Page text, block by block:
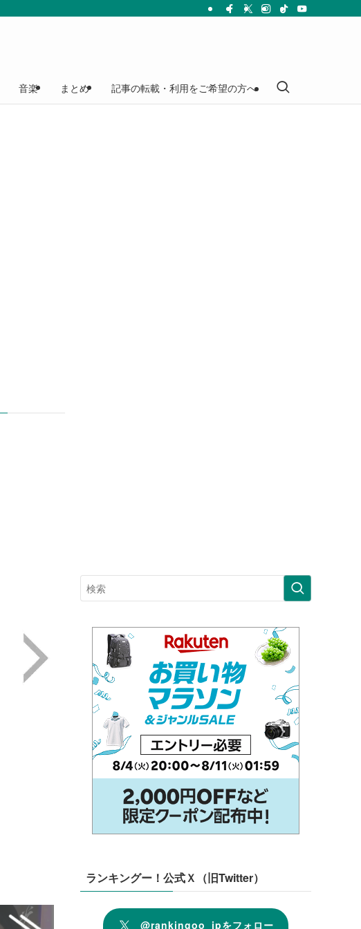
音楽 まとめ 記事の転載・利用をご希望の方へ
ランキングー！公式Ｘ（旧Twitter）
@rankingoo_jpをフォロー